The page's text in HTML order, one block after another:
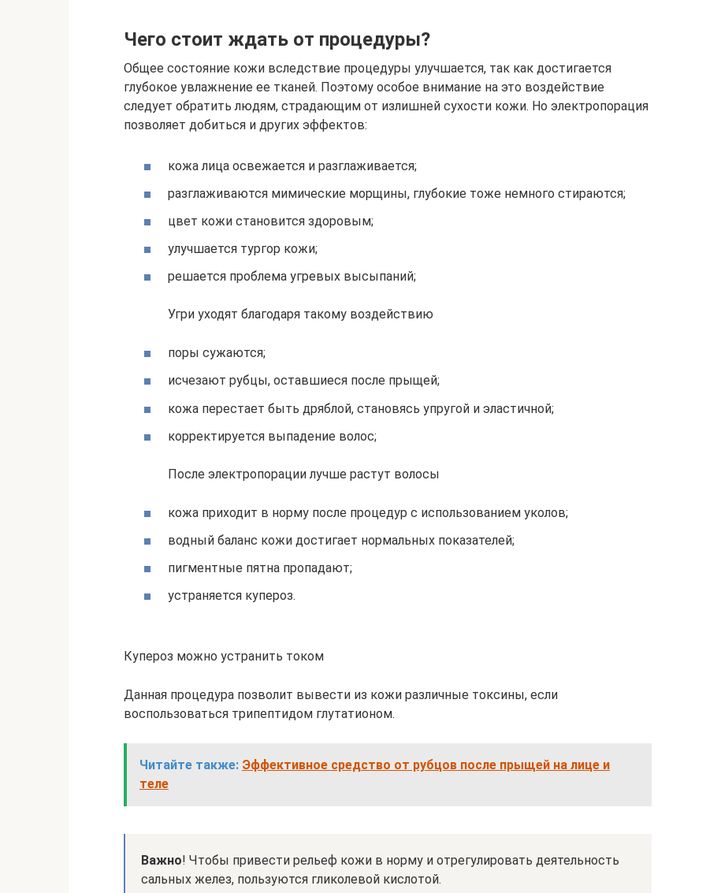
Чего стоит ждать от процедуры?
Общее состояние кожи вследствие процедуры улучшается, так как достигается
глубокое увлажнение ее тканей. Поэтому особое внимание на это воздействие
следует обратить людям, страдающим от излишней сухости кожи. Но электропорация
позволяет добиться и других эффектов:
кожа лица освежается и разглаживается;
разглаживаются мимические морщины, глубокие тоже немного стираются;
цвет кожи становится здоровым;
улучшается тургор кожи;
решается проблема угревых высыпаний;
Угри уходят благодаря такому воздействию
поры сужаются;
исчезают рубцы, оставшиеся после прыщей;
кожа перестает быть дряблой, становясь упругой и эластичной;
корректируется выпадение волос;
После электропорации лучше растут волосы
кожа приходит в норму после процедур с использованием уколов;
водный баланс кожи достигает нормальных показателей;
пигментные пятна пропадают;
устраняется купероз.
Купероз можно устранить током
Данная процедура позволит вывести из кожи различные токсины, если
воспользоваться трипептидом глутатионом.
Читайте также: Эффективное средство от рубцов после прыщей на лице и
теле
Важно! Чтобы привести рельеф кожи в норму и отрегулировать деятельность
сальных желез, пользуются гликолевой кислотой.